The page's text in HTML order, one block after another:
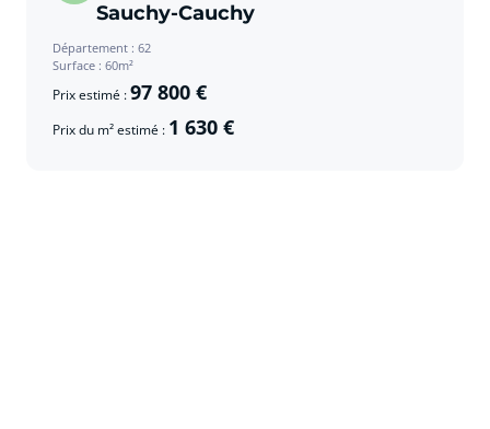
Sauchy-Cauchy
Département : 62
Surface : 60m²
Prix estimé :97 800 €
Prix du m² estimé : 1 630 €